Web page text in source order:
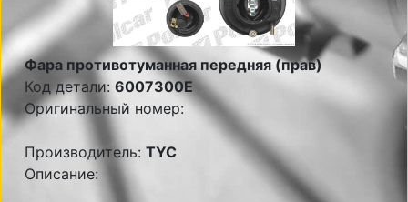
Фара противотуманная передняя (прав)
Код детали: 6007300E
Оригинальный номер:
Производитель: TYC
Описание: